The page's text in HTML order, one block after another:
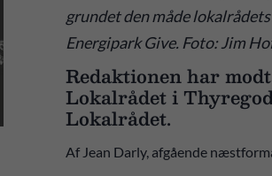
grundet den måde
Energipark Give. Foto: Jim
Redaktionen har
Lokalrådet i
Lokalrådet.
Af Jean Darly, afgående